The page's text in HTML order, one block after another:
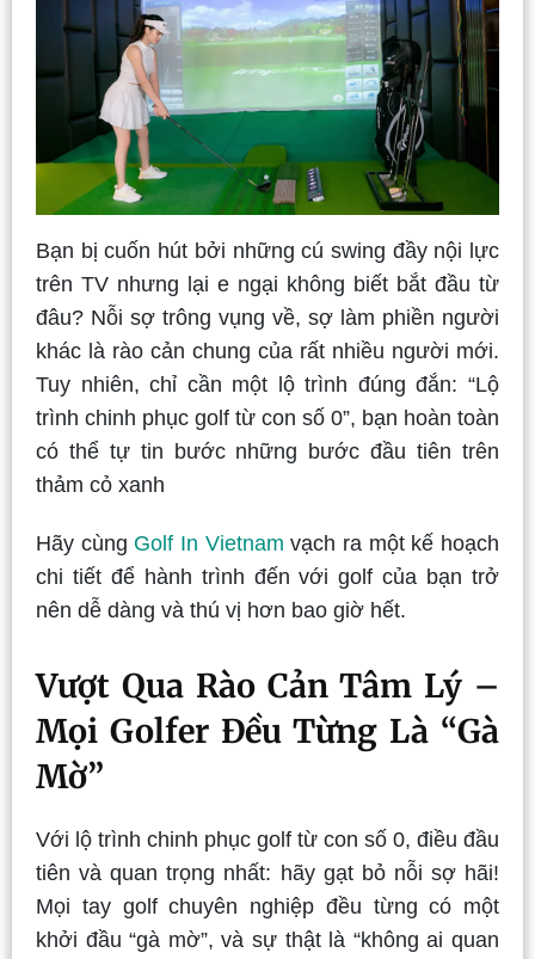
Bạn bị cuốn hút bởi những cú swing đầy nội lực
trên TV nhưng lại e ngại không biết bắt đầu từ
đâu? Nỗi sợ trông vụng về, sợ làm phiền người
khác là rào cản chung của rất nhiều người mới.
Tuy nhiên, chỉ cần một lộ trình đúng đắn: “Lộ
trình chinh phục golf từ con số 0”, bạn hoàn toàn
có thể tự tin bước những bước đầu tiên trên
thảm cỏ xanh
Hãy cùng Golf In Vietnam vạch ra một kế hoạch
chi tiết để hành trình đến với golf của bạn trở
nên dễ dàng và thú vị hơn bao giờ hết.
Vượt Qua Rào Cản Tâm Lý –
Mọi Golfer Đều Từng Là “Gà
Mờ”
Với lộ trình chinh phục golf từ con số 0, điều đầu
tiên và quan trọng nhất: hãy gạt bỏ nỗi sợ hãi!
Mọi tay golf chuyên nghiệp đều từng có một
khởi đầu “gà mờ”, và sự thật là “không ai quan